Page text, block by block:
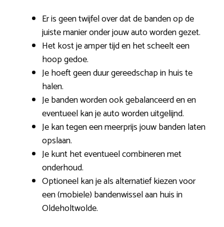
Er is geen twijfel over dat de banden op de
juiste manier onder jouw auto worden gezet.
Het kost je amper tijd en het scheelt een
hoop gedoe.
Je hoeft geen duur gereedschap in huis te
halen.
Je banden worden ook gebalanceerd en en
eventueel kan je auto worden uitgelijnd.
Je kan tegen een meerprijs jouw banden laten
opslaan.
Je kunt het eventueel combineren met
onderhoud.
Optioneel kan je als alternatief kiezen voor
een (mobiele) bandenwissel aan huis in
Oldeholtwolde.